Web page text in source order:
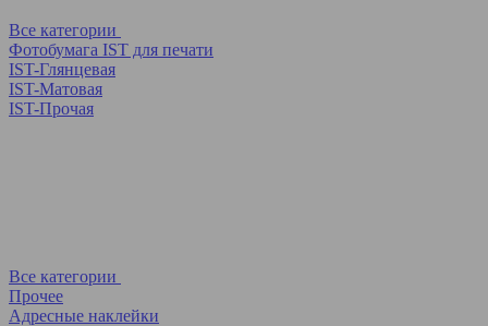
Все категории
Фотобумага IST для печати
IST-Глянцевая
IST-Матовая
IST-Прочая
Все категории
Прочее
Адресные наклейки